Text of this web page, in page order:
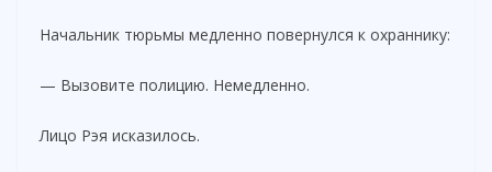
Начальник тюрьмы медленно повернулся к охраннику:
— Вызовите полицию. Немедленно.
Лицо Рэя исказилось.